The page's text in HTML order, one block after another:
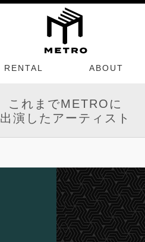
RENTAL ABOUT
これまでMETROに
出演したアーティスト